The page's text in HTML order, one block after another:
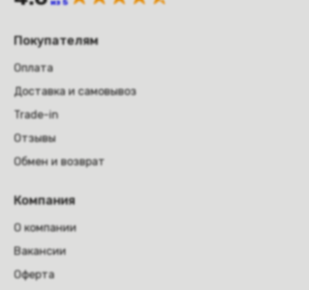
из 5
Покупателям
Оплата
Доставка и самовывоз
Trade-in
Отзывы
Обмен и возврат
Компания
О компании
Вакансии
Оферта